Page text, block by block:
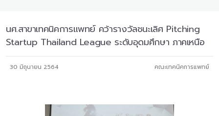
นศ.สาขาเทคนิคการแพทย์ คว้ารางวัลชนะเลิศ Pitching
Startup Thailand League ระดับอุดมศึกษา ภาคเหนือ
30 มิถุนายน 2564 คณะเทคนิคการแพทย์